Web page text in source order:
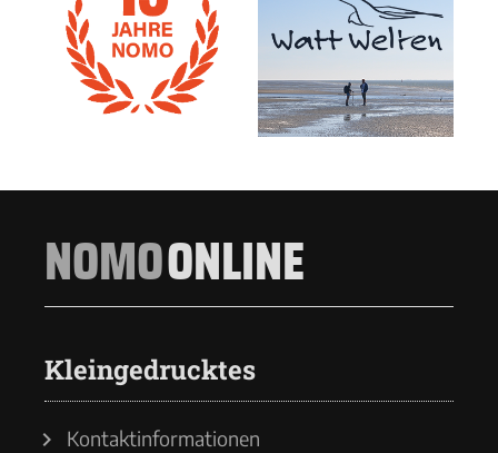
NOMOONLINE
Kleingedrucktes
Kontaktinformationen